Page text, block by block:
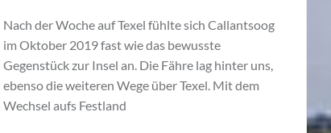
Nach der Woche auf Texel fühlte sich Callantsoog
im Oktober 2019 fast wie das bewusste
Gegenstück zur Insel an. Die Fähre lag hinter uns,
ebenso die weiteren Wege über Texel. Mit dem
Wechsel aufs Festland